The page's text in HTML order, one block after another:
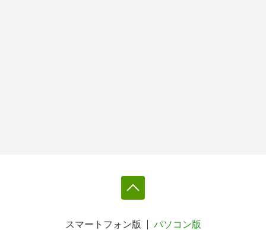
スマートフォン版 パソコン版